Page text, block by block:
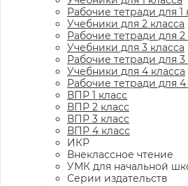
Рабочие тетради для 1
Учебники для 2 класса
Рабочие тетради для 2
Учебники для 3 класса
Рабочие тетради для 3
Учебники для 4 класса
Рабочие тетради для 4
ВПР 1 класс
ВПР 2 класс
ВПР 3 класс
ВПР 4 класс
ИКР
Внеклассное чтение
УМК для начальной
Серии издательств